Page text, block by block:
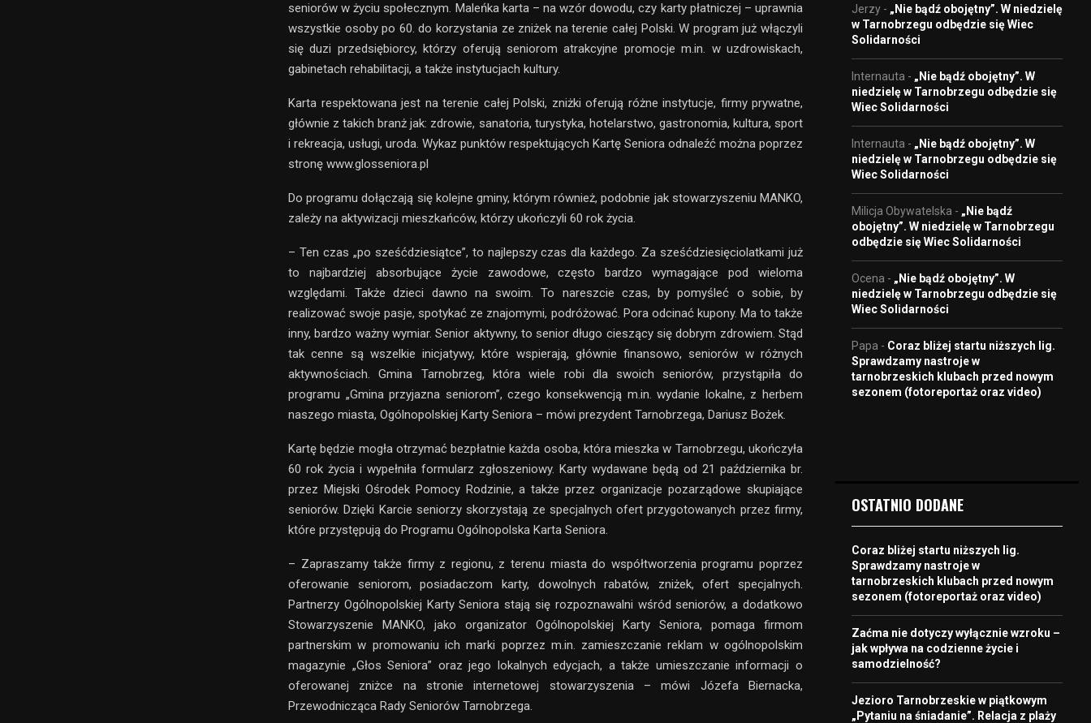
seniorów w życiu społecznym. Maleńka karta – na wzór dowodu, czy karty płatniczej – uprawnia
wszystkie osoby po 60. do korzystania ze zniżek na terenie całej Polski. W program już włączyli
się duzi przedsiębiorcy, którzy oferują seniorom atrakcyjne promocje m.in. w uzdrowiskach,
gabinetach rehabilitacji, a także instytucjach kultury.
Karta respektowana jest na terenie całej Polski, zniżki oferują różne instytucje, firmy prywatne,
głównie z takich branż jak: zdrowie, sanatoria, turystyka, hotelarstwo, gastronomia, kultura, sport
i rekreacja, usługi, uroda. Wykaz punktów respektujących Kartę Seniora odnaleźć można poprzez
stronę www.glosseniora.pl
Do programu dołączają się kolejne gminy, którym również, podobnie jak stowarzyszeniu MANKO,
zależy na aktywizacji mieszkańców, którzy ukończyli 60 rok życia.
– Ten czas „po sześćdziesiątce”, to najlepszy czas dla każdego. Za sześćdziesięciolatkami już
to najbardziej absorbujące życie zawodowe, często bardzo wymagające pod wieloma
względami. Także dzieci dawno na swoim. To nareszcie czas, by pomyśleć o sobie, by
realizować swoje pasje, spotykać ze znajomymi, podróżować. Pora odcinać kupony. Ma to także
inny, bardzo ważny wymiar. Senior aktywny, to senior długo cieszący się dobrym zdrowiem. Stąd
tak cenne są wszelkie inicjatywy, które wspierają, głównie finansowo, seniorów w różnych
aktywnościach. Gmina Tarnobrzeg, która wiele robi dla swoich seniorów, przystąpiła do
programu „Gmina przyjazna seniorom”, czego konsekwencją m.in. wydanie lokalne, z herbem
naszego miasta, Ogólnopolskiej Karty Seniora – mówi prezydent Tarnobrzega, Dariusz Bożek.
Kartę będzie mogła otrzymać bezpłatnie każda osoba, która mieszka w Tarnobrzegu, ukończyła
60 rok życia i wypełniła formularz zgłoszeniowy. Karty wydawane będą od 21 października br.
przez Miejski Ośrodek Pomocy Rodzinie, a także przez organizacje pozarządowe skupiające
seniorów. Dzięki Karcie seniorzy skorzystają ze specjalnych ofert przygotowanych przez firmy,
które przystępują do Programu Ogólnopolska Karta Seniora.
– Zapraszamy także firmy z regionu, z terenu miasta do współtworzenia programu poprzez
oferowanie seniorom, posiadaczom karty, dowolnych rabatów, zniżek, ofert specjalnych.
Partnerzy Ogólnopolskiej Karty Seniora stają się rozpoznawalni wśród seniorów, a dodatkowo
Stowarzyszenie MANKO, jako organizator Ogólnopolskiej Karty Seniora, pomaga firmom
partnerskim w promowaniu ich marki poprzez m.in. zamieszczanie reklam w ogólnopolskim
magazynie „Głos Seniora” oraz jego lokalnych edycjach, a także umieszczanie informacji o
oferowanej zniżce na stronie internetowej stowarzyszenia – mówi Józefa Biernacka,
Przewodnicząca Rady Seniorów Tarnobrzega.
Jerzy - „Nie bądź obojętny”. W niedzielę
w Tarnobrzegu odbędzie się Wiec
Solidarności
Internauta - „Nie bądź obojętny”. W
niedzielę w Tarnobrzegu odbędzie się
Wiec Solidarności
Internauta - „Nie bądź obojętny”. W
niedzielę w Tarnobrzegu odbędzie się
Wiec Solidarności
Milicja Obywatelska - „Nie bądź
obojętny”. W niedzielę w Tarnobrzegu
odbędzie się Wiec Solidarności
Ocena - „Nie bądź obojętny”. W
niedzielę w Tarnobrzegu odbędzie się
Wiec Solidarności
Papa - Coraz bliżej startu niższych lig.
Sprawdzamy nastroje w
tarnobrzeskich klubach przed nowym
sezonem (fotoreportaż oraz video)
OSTATNIO DODANE
Coraz bliżej startu niższych lig.
Sprawdzamy nastroje w
tarnobrzeskich klubach przed nowym
sezonem (fotoreportaż oraz video)
Zaćma nie dotyczy wyłącznie wzroku –
jak wpływa na codzienne życie i
samodzielność?
Jezioro Tarnobrzeskie w piątkowym
„Pytaniu na śniadanie”. Relacja z plaży